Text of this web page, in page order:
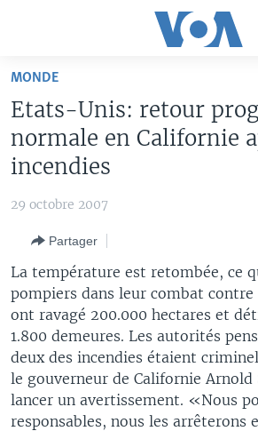
Retour
navigation
principale
Retour
recherche
AFRIQUE
ÉTATS-UNIS
LE MONDE AUJOURD'HUI
FOCUS SAHEL
REPORTAGES
VOUS + NOUS
CARNET DE SANTÉ
RADIO
LE MONDE AU FÉMININ
L'AMÉRIQUE ET VOUS
DIALOGUE DES RELIGIONS
RM SHOW
LINGALA
SANGO
Apprenez L'anglais
SUIVEZ-NOUS
MONDE
Etats-Unis: retour
normale en Californie
incendies
29 octobre 2007
Partager
La température est retombée, ce
pompiers dans leur combat
ont ravagé 200.000 hectares et
1.800 demeures. Les autorités
deux des incendies étaient
le gouverneur de Californie Arnold
lancer un avertissement. «Nous
responsables, nous les arrêterons